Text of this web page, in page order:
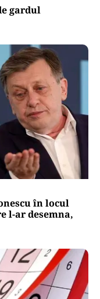
gardul
în locul
l-ar desemna,